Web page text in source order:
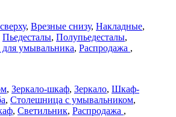
, Врезные снизу, Накладные,
Пьедесталы, Полупьедесталы,
умывальника, Распродажа ,
, Зеркало-шкаф, Зеркало, Шкаф-
, Столешница с умывальником,
, Светильник, Распродажа ,